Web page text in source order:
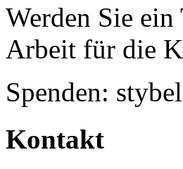
Werden Sie
Arbeit für die
Spenden:
Kontakt